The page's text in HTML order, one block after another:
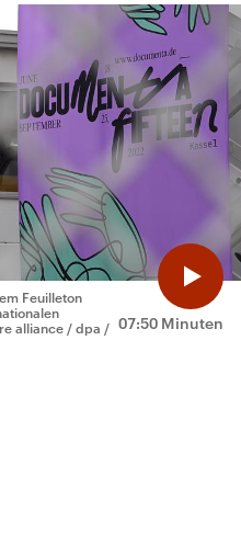
07:50 Minuten
Feuilleton
alliance / dpa /